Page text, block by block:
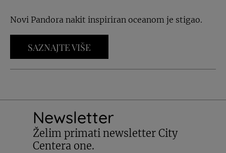
Novi Pandora nakit inspiriran oceanom je stigao.
SAZNAJTE VIŠE
Newsletter
Želim primati newsletter City
Centera one.